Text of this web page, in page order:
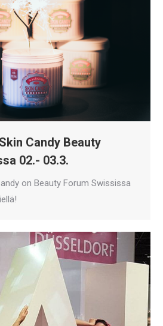
Candy Beauty
02.- 03.3.
on Beauty Forum Swississa